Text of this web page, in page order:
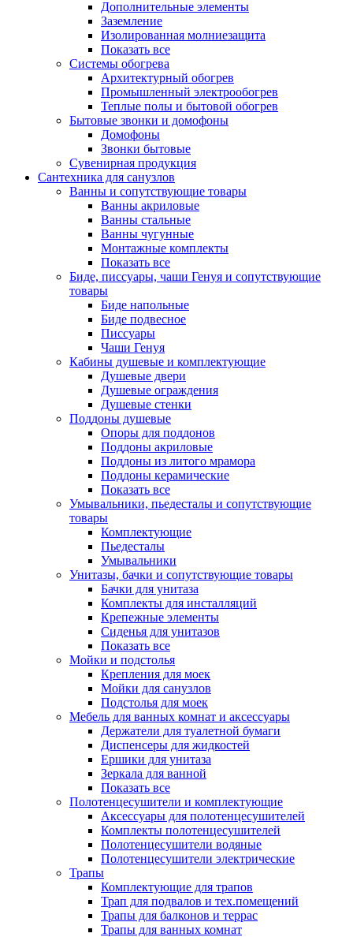
Дополнительные элементы
Заземление
Изолированная молниезащита
Показать все
Системы обогрева
Архитектурный обогрев
Промышленный электрообогрев
Теплые полы и бытовой обогрев
Бытовые звонки и домофоны
Домофоны
Звонки бытовые
Сувенирная продукция
Сантехника для санузлов
Ванны и сопутствующие товары
Ванны акриловые
Ванны стальные
Ванны чугунные
Монтажные комплекты
Показать все
Биде, писсуары, чаши Генуя и сопутствующие
товары
Биде напольные
Биде подвесное
Писсуары
Чаши Генуя
Кабины душевые и комплектующие
Душевые двери
Душевые ограждения
Душевые стенки
Поддоны душевые
Опоры для поддонов
Поддоны акриловые
Поддоны из литого мрамора
Поддоны керамические
Показать все
Умывальники, пьедесталы и сопутствующие
товары
Комплектующие
Пьедесталы
Умывальники
Унитазы, бачки и сопутствующие товары
Бачки для унитаза
Комплекты для инсталляций
Крепежные элементы
Сиденья для унитазов
Показать все
Мойки и подстолья
Крепления для моек
Мойки для санузлов
Подстолья для моек
Мебель для ванных комнат и аксессуары
Держатели для туалетной бумаги
Диспенсеры для жидкостей
Ершики для унитаза
Зеркала для ванной
Показать все
Полотенцесушители и комплектующие
Аксессуары для полотенцесушителей
Комплекты полотенцесушителей
Полотенцесушители водяные
Полотенцесушители электрические
Трапы
Комплектующие для трапов
Трап для подвалов и тех.помещений
Трапы для балконов и террас
Трапы для ванных комнат